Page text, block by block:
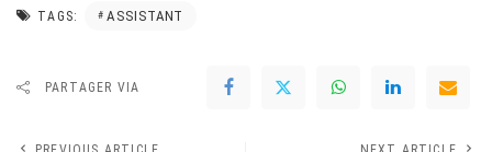
TAGS: ASSISTANT
PARTAGER VIA